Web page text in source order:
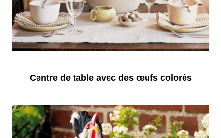
Centre de table avec des œufs colorés